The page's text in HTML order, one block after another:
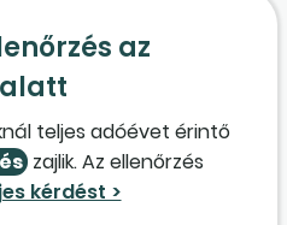
éves
az
teljes adóévet érintő
zajlik. Az ellenőrzés
során